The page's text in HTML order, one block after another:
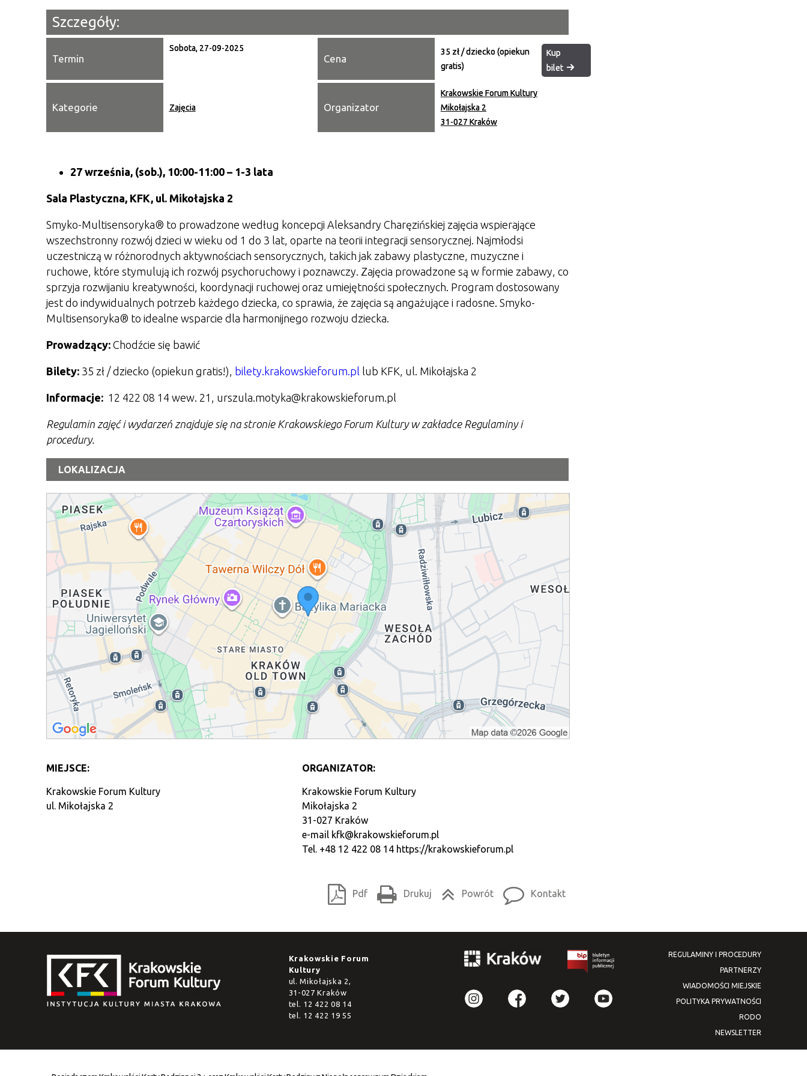
Organizator
Promowane
Szczegóły:
Termin
Sobota, 27-09-2025
Cena
35 zł / dziecko (opiekun
gratis)
Kup
bilet
Kategorie Zajęcia Organizator
Krakowskie Forum Kultury
Mikołajska 2
31-027 Kraków
27 września, (sob.), 10:00-11:00 – 1-3 lata
Sala Plastyczna, KFK, ul. Mikołajska 2
Smyko-Multisensoryka® to prowadzone według koncepcji Aleksandry Charęzińskiej zajęcia wspierające
wszechstronny rozwój dzieci w wieku od 1 do 3 lat, oparte na teorii integracji sensorycznej. Najmłodsi
uczestniczą w różnorodnych aktywnościach sensorycznych, takich jak zabawy plastyczne, muzyczne i
ruchowe, które stymulują ich rozwój psychoruchowy i poznawczy. Zajęcia prowadzone są w formie zabawy, co
sprzyja rozwijaniu kreatywności, koordynacji ruchowej oraz umiejętności społecznych. Program dostosowany
jest do indywidualnych potrzeb każdego dziecka, co sprawia, że zajęcia są angażujące i radosne. Smyko-
Multisensoryka® to idealne wsparcie dla harmonijnego rozwoju dziecka.
Prowadzący:Chodźcie się bawić
Bilety:35 zł / dziecko (opiekun gratis!), bilety.krakowskieforum.pl lub KFK, ul. Mikołajska 2
Informacje: 1 2 422 08 14 wew. 21 , urszula.motyka@krakowskieforum.pl
Regulamin zajęć i wydarzeń znajduje się na stronie Krakowskiego Forum Kultury w zakładce Regulaminy i
procedury.
LOKALIZACJA
MIEJSCE:
Krakowskie Forum Kultury
ul. Mikołajska 2
ORGANIZATOR:
Krakowskie Forum Kultury
Mikołajska 2
31-027 Kraków
e-mail kfk@krakowskieforum.pl
Tel. +48 12 422 08 14 https://krakowskieforum.pl
Pdf Drukuj Powrót Kontakt
Krakowskie Forum
Kultury
ul. Mikołajska 2,
31-027 Kraków
tel. 12 422 08 14
tel. 12 422 19 55
REGULAMINY I PROCEDURY
PARTNERZY
WIADOMOŚCI MIEJSKIE
POLITYKA PRYWATNOŚCI
RODO
NEWSLETTER